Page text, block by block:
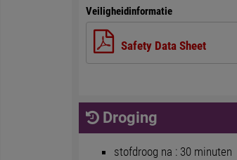
Veiligheidinformatie
Safety Data Sheet
Droging
stofdroog na : 30 minuten